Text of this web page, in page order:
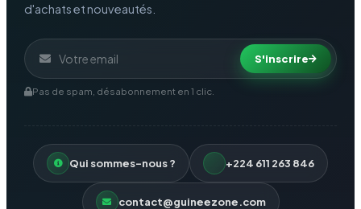
d'achats et nouveautés.
S'inscrire
Pas de spam, désabonnement en 1 clic.
Qui sommes-nous ? +224 611 263 846
contact@guineezone.com